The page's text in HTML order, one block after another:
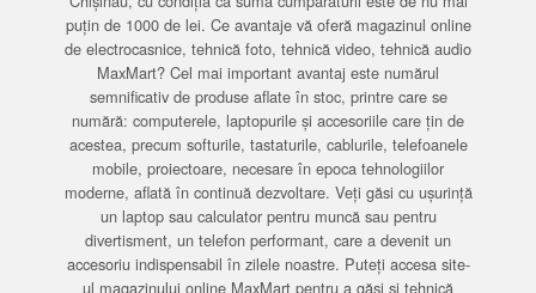
puțin de 1000 de lei. Ce avantaje vă oferă magazinul online
de electrocasnice, tehnică foto, tehnică video, tehnică audio
MaxMart? Cel mai important avantaj este numărul
semnificativ de produse aflate în stoc, printre care se
numără: computerele, laptopurile și accesoriile care țin de
acestea, precum softurile, tastaturile, cablurile, telefoanele
mobile, proiectoare, necesare în epoca tehnologiilor
moderne, aflată în continuă dezvoltare. Veți găsi cu ușurință
un laptop sau calculator pentru muncă sau pentru
divertisment, un telefon performant, care a devenit un
accesoriu indispensabil în zilele noastre. Puteți accesa site-
ul magazinului online MaxMart pentru a găsi și tehnică